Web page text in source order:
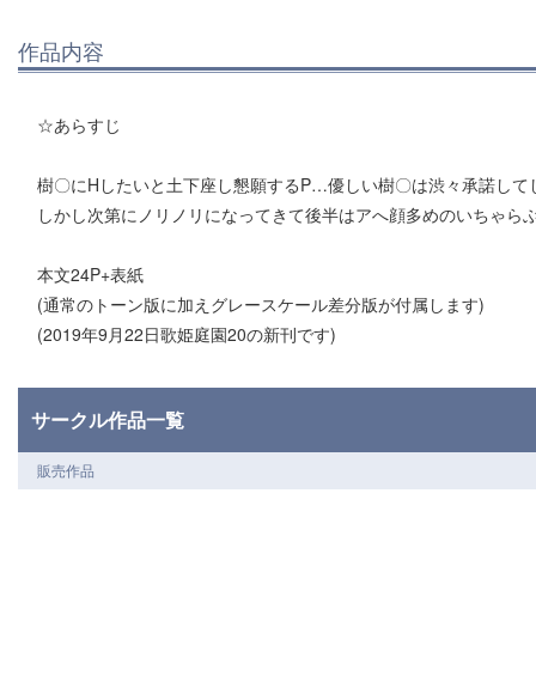
作品内容
☆あらすじ
樹〇にHしたいと土下座し懇願するP…優しい樹〇は渋々承諾し
しかし次第にノリノリになってきて後半はアへ顔多めのいちゃ
本文24P+表紙
(通常のトーン版に加えグレースケール差分版が付属します)
(2019年9月22日歌姫庭園20の新刊です)
サークル作品一覧
販売作品